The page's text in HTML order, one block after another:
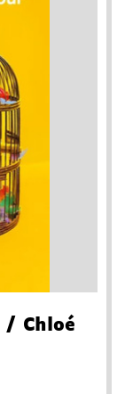
/ Chloé